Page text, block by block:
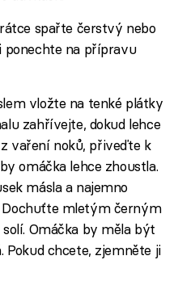
spařte čerstvý nebo
ponechte na přípravu
vložte na tenké plátky
zahřívejte, dokud lehce
vaření noků, přiveďte k
omáčka lehce zhoustla.
másla a najemno
Dochuťte mletým černým
Omáčka by měla být
Pokud chcete, zjemněte ji